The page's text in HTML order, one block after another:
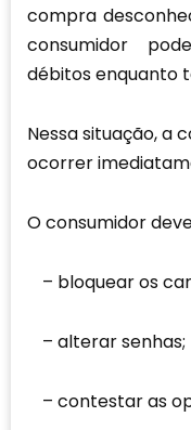
compra
consumidor
débitos enquanto
Nessa situação, a
ocorrer
O consumidor
bloquear os
alterar senhas;
contestar as